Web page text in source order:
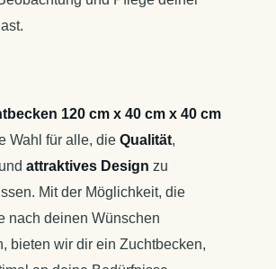
120 cm x 40 cm x 40 cm
Wahl für alle, die Qualität,
und attraktives Design zu
Mit der Möglichkeit, die
nach deinen Wünschen
bieten wir dir ein Zuchtbecken,